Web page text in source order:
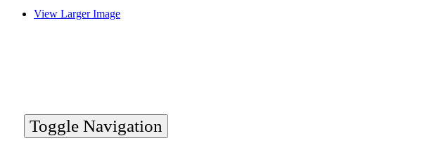
Toggle Navigation
View Larger Image